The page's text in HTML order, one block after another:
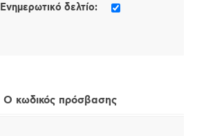
Ενημερωτικό δελτίο:
Ο κωδικός πρόσβασης